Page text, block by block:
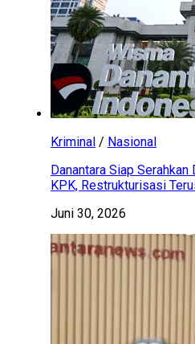
Kriminal / Nasional
Danantara Siap
KPK, Restrukturisasi
Juni 30, 2026